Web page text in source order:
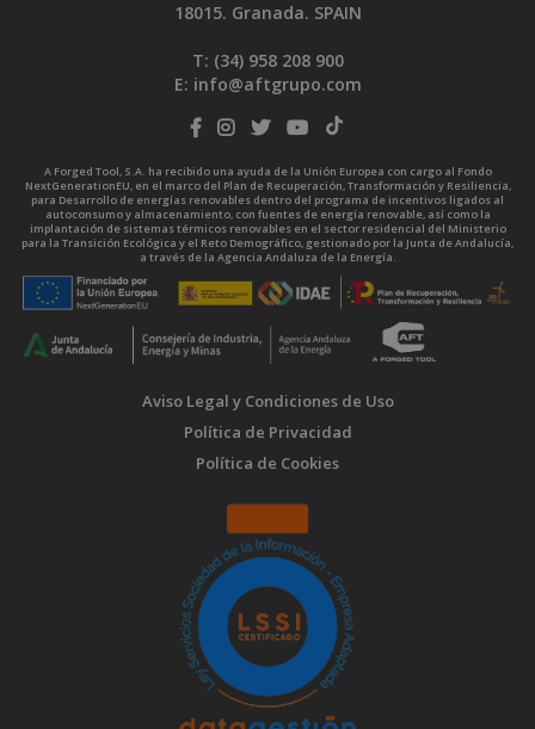
18015. Granada. SPAIN
T: (34) 958 208 900
E: info@aftgrupo.com
A Forged Tool, S.A. ha recibido una ayuda de la Unión Europea con cargo al Fondo
NextGenerationEU, en el marco del Plan de Recuperación, Transformación y Resiliencia,
para Desarrollo de energías renovables dentro del programa de incentivos ligados al
autoconsumo y almacenamiento, con fuentes de energía renovable, así como la
implantación de sistemas térmicos renovables en el sector residencial del Ministerio
para la Transición Ecológica y el Reto Demográfico, gestionado por la Junta de Andalucía,
a través de la Agencia Andaluza de la Energía.
Aviso Legal y Condiciones de Uso
Política de Privacidad
Política de Cookies